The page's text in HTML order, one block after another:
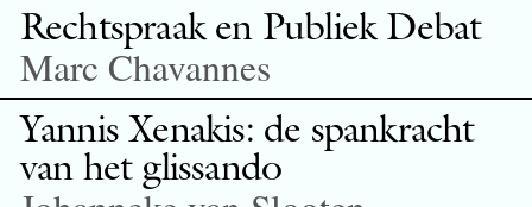
Rechtspraak en Publiek Debat
Marc Chavannes
Yannis Xenakis: de spankracht
van het glissando